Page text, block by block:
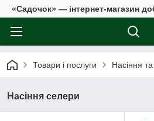
«Садочок» — інтернет-магазин
Товари і послуги Насіння
Насіння селери